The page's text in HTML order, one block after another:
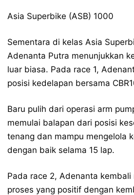
Asia Superbike (ASB) 1000
Sementara di kelas Asia
Adenanta Putra menunjukkan
luar biasa. Pada race 1,
posisi kedelapan bersama
Baru pulih dari operasi arm
memulai balapan dari posisi
tenang dan mampu mengelola
dengan baik selama 15 lap.
Pada race 2, Adenanta kembali
proses yang positif dengan